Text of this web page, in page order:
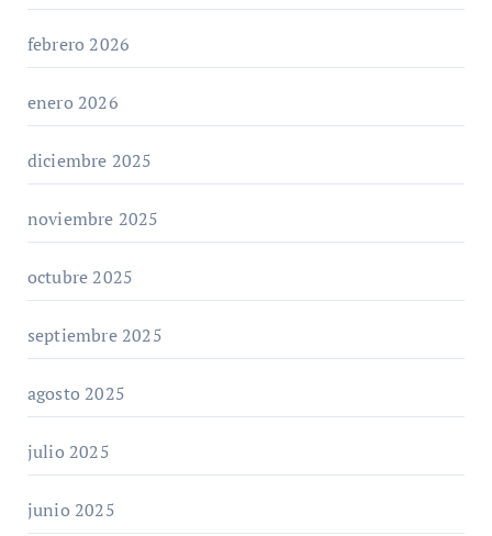
febrero 2026
enero 2026
diciembre 2025
noviembre 2025
octubre 2025
septiembre 2025
agosto 2025
julio 2025
junio 2025